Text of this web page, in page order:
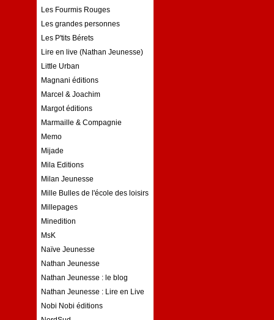
Les Fourmis Rouges
Les grandes personnes
Les P'tits Bérets
Lire en live (Nathan Jeunesse)
Little Urban
Magnani éditions
Marcel & Joachim
Margot éditions
Marmaille & Compagnie
Memo
Mijade
Mila Editions
Milan Jeunesse
Mille Bulles de l'école des loisirs
Millepages
Minedition
MsK
Naïve Jeunesse
Nathan Jeunesse
Nathan Jeunesse : le blog
Nathan Jeunesse : Lire en Live
Nobi Nobi éditions